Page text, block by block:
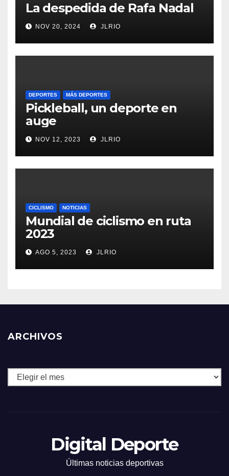
La despedida de Rafa Nadal
NOV 20, 2024 JLRIO
DEPORTES MÁS DEPORTES
Pickleball, un deporte en
auge
NOV 12, 2023 JLRIO
CICLISMO NOTICIAS
Mundial de ciclismo en ruta
2023
AGO 5, 2023 JLRIO
ARCHIVOS
Archivos
Digital Deporte
Últimas noticias deportivas